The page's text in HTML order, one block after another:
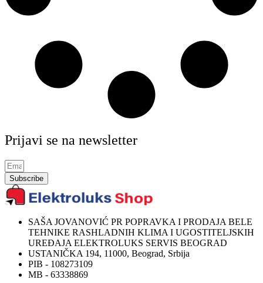
Prijavi se na newsletter
Subscribe
SAŠA JOVANOVIĆ PR POPRAVKA I PRODAJA BELE
TEHNIKE RASHLADNIH KLIMA I UGOSTITELJSKIH
UREĐAJA ELEKTROLUKS SERVIS BEOGRAD
USTANIČKA 194, 11000, Beograd, Srbija
PIB - 108273109
MB - 63338869